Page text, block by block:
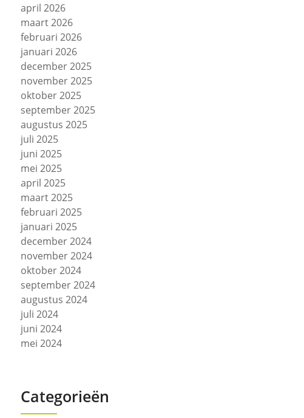
april 2026
maart 2026
februari 2026
januari 2026
december 2025
november 2025
oktober 2025
september 2025
augustus 2025
juli 2025
juni 2025
mei 2025
april 2025
maart 2025
februari 2025
januari 2025
december 2024
november 2024
oktober 2024
september 2024
augustus 2024
juli 2024
juni 2024
mei 2024
Categorieën